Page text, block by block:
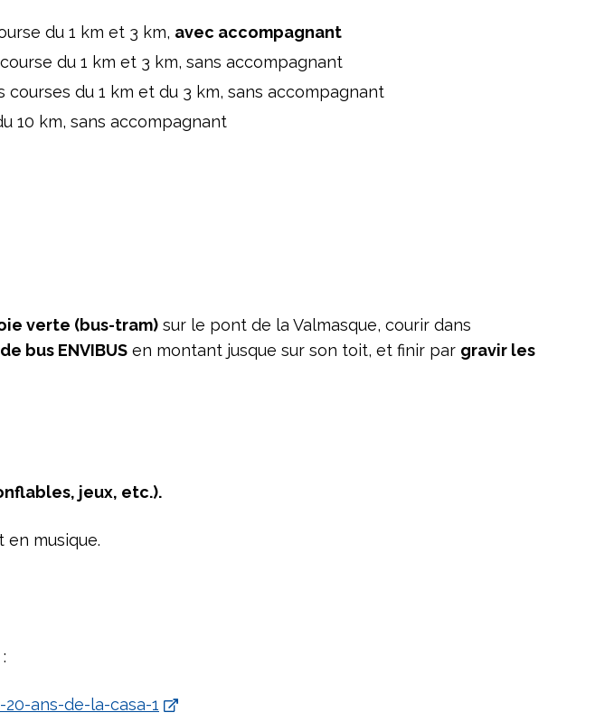
du 1 km et 3 km, avec accompagnant
du 1 km et 3 km, sans accompagnant
du 1 km et du 3 km, sans accompagnant
10 km, sans accompagnant
verte (bus-tram) sur le pont de la Valmasque, courir dans
bus ENVIBUS en montant jusque sur son toit, et finir par gravir les
jeux, etc.).
musique.
ans-de-la-casa-1